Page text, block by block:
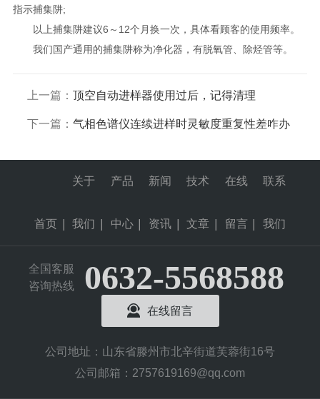
指示捕集阱;
以上捕集阱建议6～12个月换一次，具体看顾客的使用频率。
我们国产通用的捕集阱称为净化器，有脱氧管、除烃管等。
上一篇： 顶空自动进样器使用过后，记得清理
下一篇： 气相色谱仪连续进样时灵敏度重复性差咋办
首页
关于
我们
产品
中心
新闻
资讯
技术
文章
在线
留言
联系
我们
全国客服
咨询热线
0632-5568588
在线留言
公司地址：山东省滕州市北辛街道芙蓉街16号
公司邮箱：2757619169@qq.com